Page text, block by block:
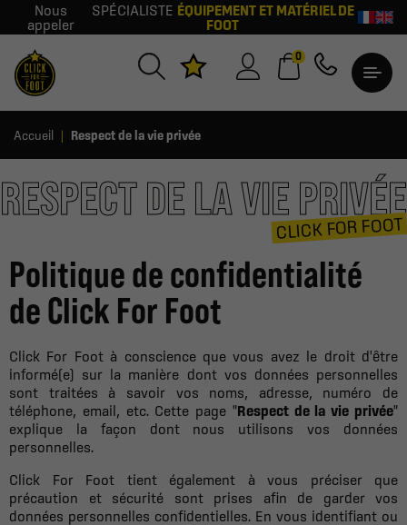
Nous
appeler
SPÉCIALISTE ÉQUIPEMENT ET MATÉRIEL DE
FOOT
0
Accueil Respect de la vie privée
RESPECT DE LA VIE PRIVÉE
CLICK FOR FOOT
Politique de confidentialité
de Click For Foot
Click For Foot à conscience que vous avez le droit d'être
informé(e) sur la manière dont vos données personnelles
sont traitées à savoir vos noms, adresse, numéro de
téléphone, email, etc. Cette page "Respect de la vie privée"
explique la façon dont nous utilisons vos données
personnelles.
Click For Foot tient également à vous préciser que
précaution et sécurité sont prises afin de garder vos
données personnelles confidentielles. En vous identifiant ou